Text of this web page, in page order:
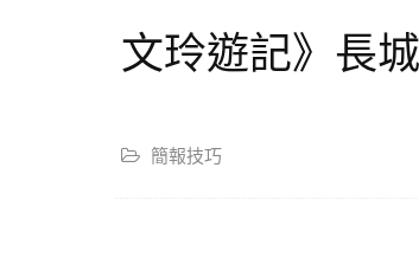
文玲遊記》長城
簡報技巧